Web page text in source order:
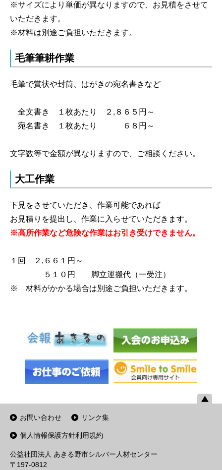
※サイズにより単価が異なりますので、お見積をさせて
いただきます。
※材料は別途ご負担いただきます。
毛筆筆耕作業
毛筆で賞状や封筒、はがきの宛名書きなど
全文書き １枚あたり ２,８６５円～
宛名書き １枚あたり ６８円～
文字数等で金額が異なりますので、ご相談ください。
大工作業
下見をさせていただき、作業可能であれば
お見積りを提出し、作業に入らせていただきます。
※高所作業など危険な作業はお引き受けできません。
１回 ２,６６１円～
５１０円 脚立運搬代（一受注）
※ 材料がかかる場合は別途ご負担いただきます。
お問い合わせ リンク集
個人情報保護方針利用規約
公益社団法人 あきる野市シルバー人材センター
〒197-0812